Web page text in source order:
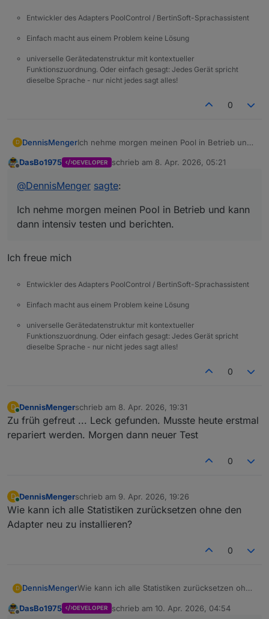
Entwickler des Adapters PoolControl / BertinSoft-Sprachassistent
Einfach macht aus einem Problem keine Lösung
universelle Gerätedatenstruktur mit kontextueller
Funktionszuordnung. Oder einfach gesagt: Jedes Gerät spricht
dieselbe Sprache - nur nicht jedes sagt alles!
0
D DennisMengerIch nehme morgen meinen Pool in Betrieb und
DasBo1975 DEVELOPER schrieb am 8. Apr. 2026, 05:21
zuletzt editiert von
@DennisMenger sagte:
Ich nehme morgen meinen Pool in Betrieb und kann
dann intensiv testen und berichten.
Ich freue mich
Entwickler des Adapters PoolControl / BertinSoft-Sprachassistent
Einfach macht aus einem Problem keine Lösung
universelle Gerätedatenstruktur mit kontextueller
Funktionszuordnung. Oder einfach gesagt: Jedes Gerät spricht
dieselbe Sprache - nur nicht jedes sagt alles!
0
D
Online
DennisMengerschrieb am 8. Apr. 2026, 19:31
zuletzt editiert von
Zu früh gefreut ... Leck gefunden. Musste heute erstmal
repariert werden. Morgen dann neuer Test
0
D
Online
DennisMengerschrieb am 9. Apr. 2026, 19:26
zuletzt editiert von
Wie kann ich alle Statistiken zurücksetzen ohne den
Adapter neu zu installieren?
0
D DennisMengerWie kann ich alle Statistiken zurücksetzen ohne
DasBo1975 DEVELOPER schrieb am 10. Apr. 2026, 04:54
zuletzt editiert von